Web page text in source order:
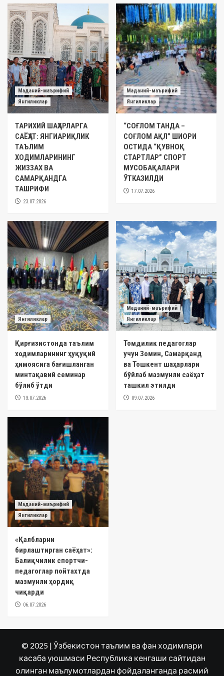
Маданий-маърифий
Янгиликлар
ТАРИХИЙ ШАҲАРЛАРГА
САЁҲАТ: ЯНГИАРИҚЛИК
ТАЪЛИМ
ХОДИМЛАРИНИНГ
ЖИЗЗАХ ВА
САМАРҚАНДГА
ТАШРИФИ
23.07.2026
Маданий-маърифий
Янгиликлар
“СОҒЛОМ ТАНДА –
СОҒЛОМ АҚЛ” ШИОРИ
ОСТИДА “ҚУВНОҚ
СТАРТЛАР” СПОРТ
МУСОБАҚАЛАРИ
ЎТКАЗИЛДИ
17.07.2026
Янгиликлар
Қирғизистонда таълим
ходимларининг ҳуқуқий
ҳимоясига бағишланган
минтақавий семинар
бўлиб ўтди
13.07.2026
Маданий-маърифий
Янгиликлар
Томдилик педагоглар
учун Зомин, Самарқанд
ва Тошкент шаҳарлари
бўйлаб мазмунли саёҳат
ташкил этилди
09.07.2026
Маданий-маърифий
Янгиликлар
«Қалбларни
бирлаштирган саёҳат»:
Балиқчилик спортчи-
педагоглар пойтахтда
мазмунли ҳордиқ
чиқарди
06.07.2026
© 2025 | Ўзбекистон таълим ва фан ходимлари
касаба уюшмаси Республика кенгаши сайтидан
олинган маълумотлардан фойдаланганда расмий